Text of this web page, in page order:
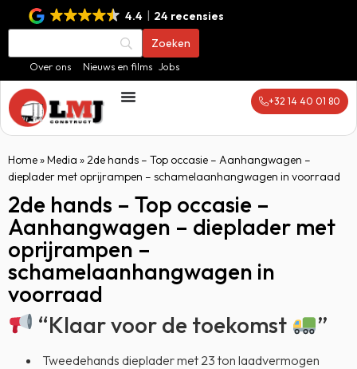
4.4 24 recensies
Over ons Nieuws en films Jobs
+32 14 40 01 80
Home»Media »2de hands – Top occasie – Aanhangwagen –
dieplader met oprijrampen – schamelaanhangwagen in voorraad
2de hands – Top occasie –
Aanhangwagen – dieplader met
oprijrampen –
schamelaanhangwagen in
voorraad
“Klaar voor de toekomst
”
Tweedehands dieplader met 23 ton laadvermogen